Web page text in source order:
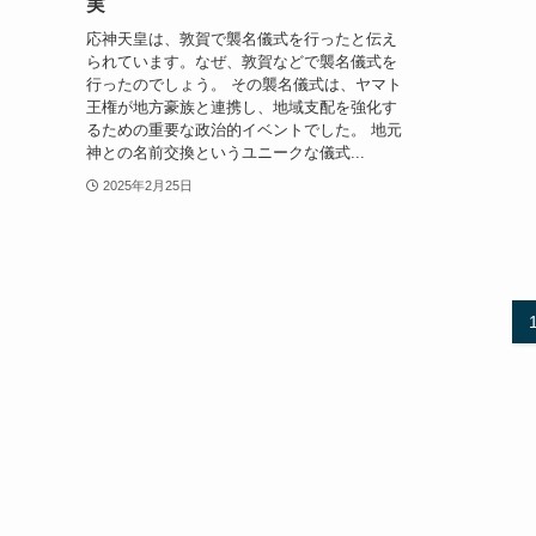
実
応神天皇は、敦賀で襲名儀式を行ったと伝え
られています。なぜ、敦賀などで襲名儀式を
行ったのでしょう。 その襲名儀式は、ヤマト
王権が地方豪族と連携し、地域支配を強化す
るための重要な政治的イベントでした。 地元
神との名前交換というユニークな儀式...
2025年2月25日
1